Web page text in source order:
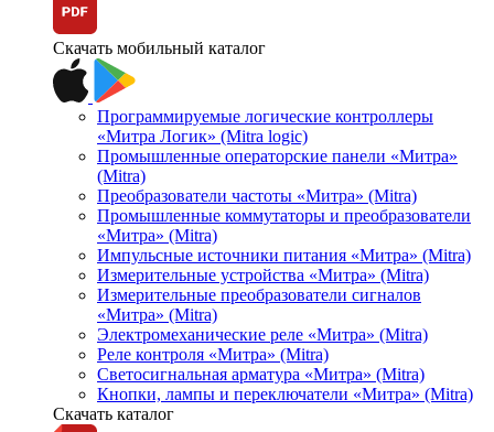
Скачать мобильный каталог
Программируемые логические контроллеры
«Митра Логик» (Mitra logic)
Промышленные операторские панели «Митра»
(Mitra)
Преобразователи частоты «Митра» (Mitra)
Промышленные коммутаторы и преобразователи
«Митра» (Mitra)
Импульсные источники питания «Митра» (Mitra)
Измерительные устройства «Митра» (Mitra)
Измерительные преобразователи сигналов
«Митра» (Mitra)
Электромеханические реле «Митра» (Mitra)
Реле контроля «Митра» (Mitra)
Светосигнальная арматура «Митра» (Mitra)
Кнопки, лампы и переключатели «Митра» (Mitra)
Скачать каталог